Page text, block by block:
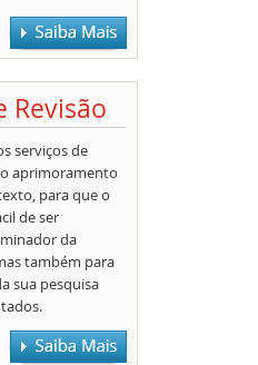
Revisão
serviços de
o aprimoramento
para que o
de ser
da
também para
sua pesquisa